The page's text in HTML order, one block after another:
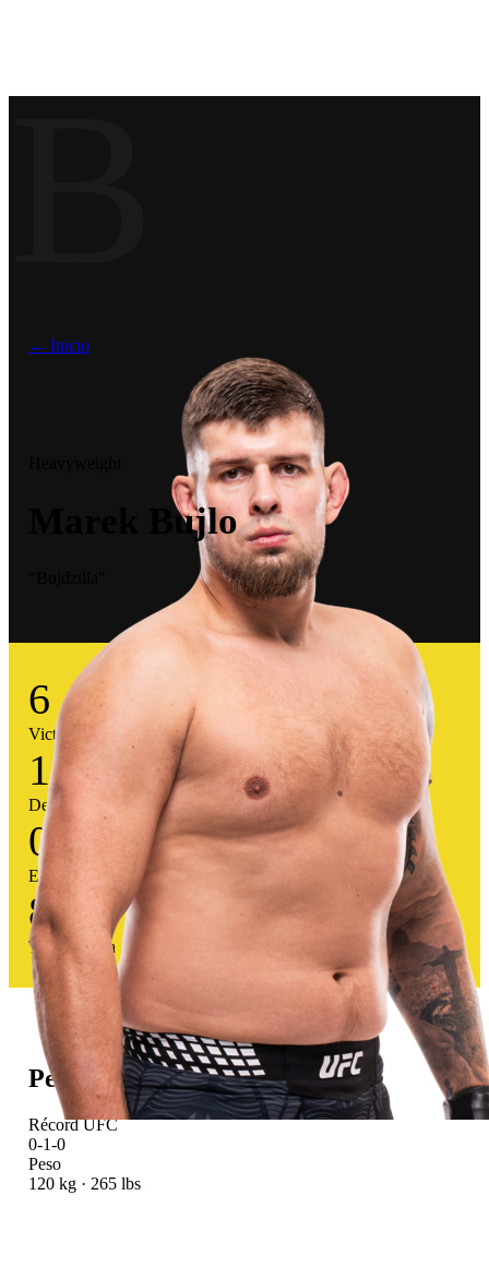
← Inicio
Marek Bujlo
6
Victorias
1
Derrotas
0
Empates
86%
Tasa victoria
Perfil atlético
Récord UFC
0-1-0
Peso
120 kg · 265 lbs